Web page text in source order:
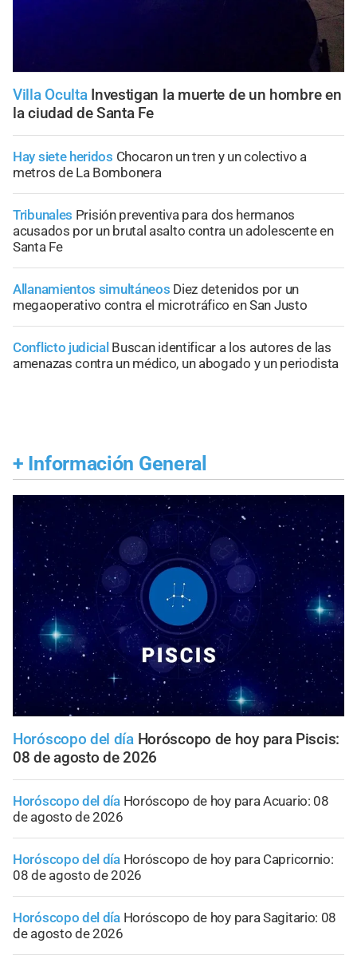
Villa Oculta Investigan la muerte de un hombre en
la ciudad de Santa Fe
Hay siete heridos Chocaron un tren y un colectivo a
metros de La Bombonera
Tribunales Prisión preventiva para dos hermanos
acusados por un brutal asalto contra un adolescente en
Santa Fe
Allanamientos simultáneos Diez detenidos por un
megaoperativo contra el microtráfico en San Justo
Conflicto judicial Buscan identificar a los autores de las
amenazas contra un médico, un abogado y un periodista
+ Información General
Horóscopo del día Horóscopo de hoy para Piscis:
08 de agosto de 2026
Horóscopo del día Horóscopo de hoy para Acuario: 08
de agosto de 2026
Horóscopo del día Horóscopo de hoy para Capricornio:
08 de agosto de 2026
Horóscopo del día Horóscopo de hoy para Sagitario: 08
de agosto de 2026